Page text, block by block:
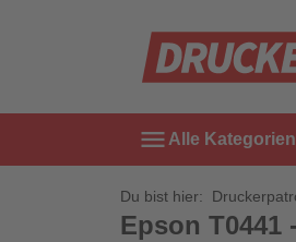
menu Alle Kategorien
Du bist hier:
Epson T0441